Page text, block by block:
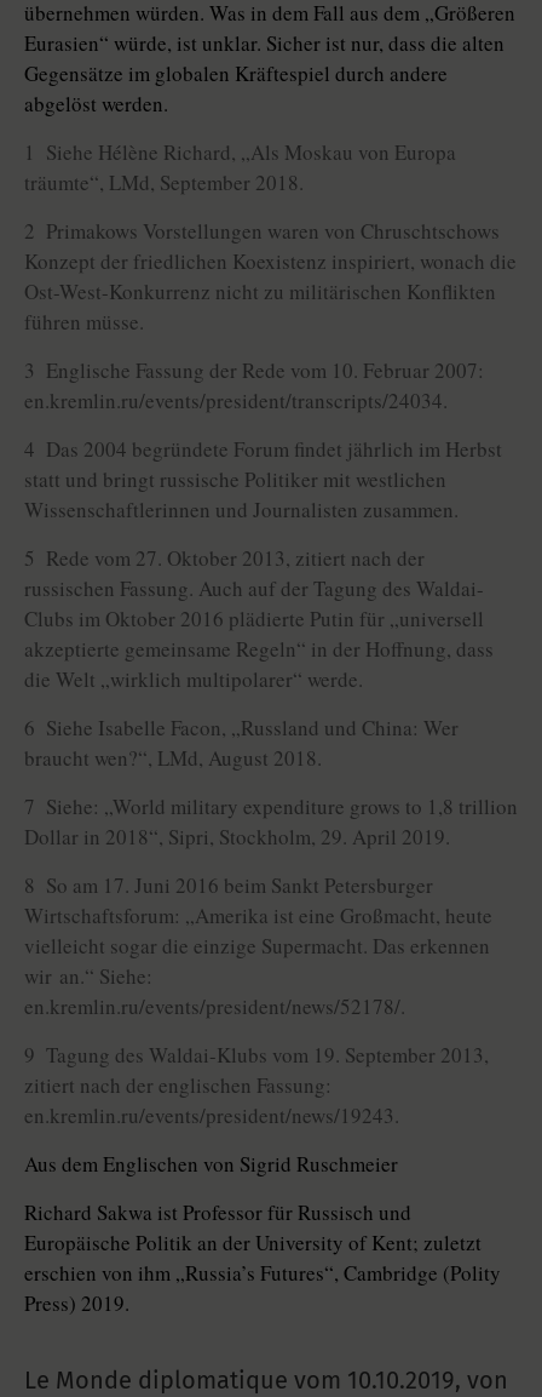
übernehmen würden. Was in dem Fall aus dem „Größeren
Eurasien“ würde, ist unklar. Sicher ist nur, dass die alten
Gegensätze im globalen Kräftespiel durch andere
abgelöst werden.
1 Siehe Hélène Richard, „Als Moskau von Europa
träumte“, LMd, September 2018.
2 Primakows Vorstellungen waren von Chruschtschows
Konzept der friedlichen Koexistenz inspiriert, wonach die
Ost-West-Konkurrenz nicht zu militärischen Konflikten
führen müsse.
3 Englische Fassung der Rede vom 10. Februar 2007:
en.kremlin.ru/events/president/transcripts/24034.
4 Das 2004 begründete Forum findet jährlich im Herbst
statt und bringt russische Politiker mit westlichen
Wissenschaftlerinnen und Journalisten zusammen.
5 Rede vom 27. Oktober 2013, zitiert nach der
russischen Fassung. Auch auf der Tagung des Waldai-
Clubs im Oktober 2016 plädierte Putin für „universell
akzeptierte gemeinsame Regeln“ in der Hoffnung, dass
die Welt „wirklich multipolarer“ werde.
6 Siehe Isabelle Facon, „Russland und China: Wer
braucht wen?“, LMd, August 2018.
7 Siehe: „World military expenditure grows to 1,8 trillion
Dollar in 2018“, Sipri, Stockholm, 29. April 2019.
8 So am 17. Juni 2016 beim Sankt Petersburger
Wirtschaftsforum: „Amerika ist eine Großmacht, heute
vielleicht sogar die einzige Supermacht. Das erkennen
wir an.“ Siehe:
en.kremlin.ru/events/president/news/52178/.
9 Tagung des Waldai-Klubs vom 19. September 2013,
zitiert nach der englischen Fassung:
en.kremlin.ru/events/president/news/19243.
Aus dem Englischen von Sigrid Ruschmeier
Richard Sakwa ist Professor für Russisch und
Europäische Politik an der University of Kent; zuletzt
erschien von ihm „Russia’s Futures“, Cambridge (Polity
Press) 2019.
Le Monde diplomatique vom 10.10.2019, von